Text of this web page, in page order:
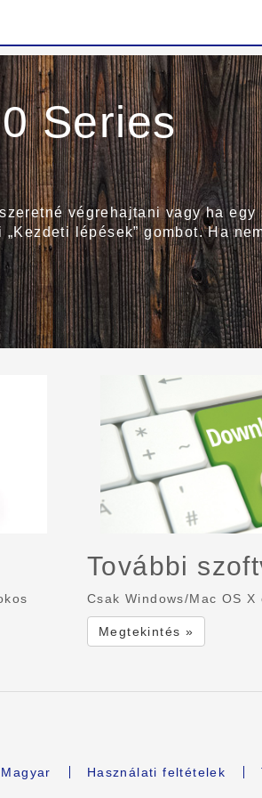
Series
végrehajtani vagy ha
lépések” gombot. Ha
További
Csak Windows/Mac OS X
Megtekintés »
Magyar Használati feltételek